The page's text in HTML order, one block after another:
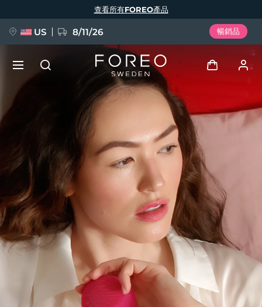
查看所有FOREO產品
US 8/11/26 暢銷品
登入
我的設備
我的訂單
我的地址
我的訂閱
FAQ™ Pure Beauty-Tech Elixir
BREAKING NEWS
issa™ Teeth Whitening Set
語言
English Deutsch
Español
Français
Português
Polski
Svenska
Русский
Türkçe
简体中文 繁體中文
發貨國家
美國 預計送達日期 8/11/26